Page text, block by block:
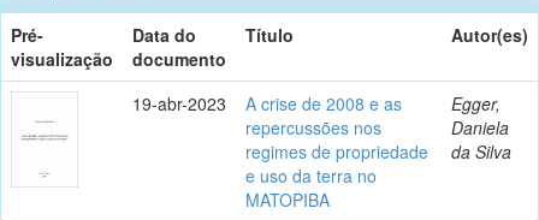
Pré-
visualização
Data do
documento
Título Autor(es)
19-abr-2023
A crise de 2008 e as
repercussões nos
regimes de propriedade
e uso da terra no
MATOPIBA
Egger,
Daniela
da Silva